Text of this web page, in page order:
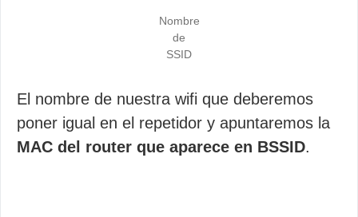
Nombre
de
SSID
El nombre de nuestra wifi que deberemos
poner igual en el repetidor y apuntaremos la
MAC del router que aparece en BSSID.